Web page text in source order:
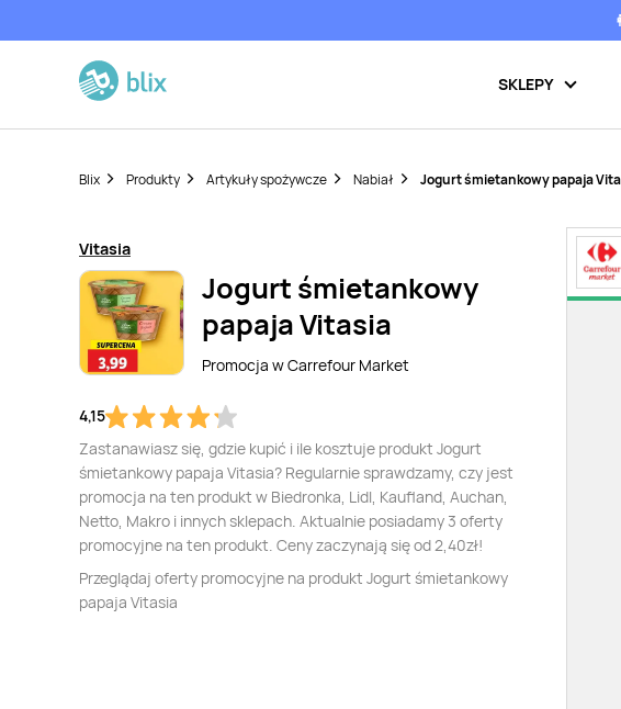
SKLEPY
Blix Produkty Artykuły spożywcze Nabiał Jogurt śmietankowy papaja
Vitasia
Jogurt śmietankowy
papaja Vitasia
Promocja wCarrefour Market
4,15
Zastanawiasz się, gdzie kupić i ile kosztuje produkt Jogurt
śmietankowy papaja Vitasia? Regularnie sprawdzamy, czy jest
promocja na ten produkt w Biedronka, Lidl, Kaufland, Auchan,
Netto, Makro i innych sklepach. Aktualnie posiadamy 3 oferty
promocyjne na ten produkt. Ceny zaczynają się od 2,40zł!
Przeglądaj oferty promocyjne na produkt Jogurt śmietankowy
papaja Vitasia